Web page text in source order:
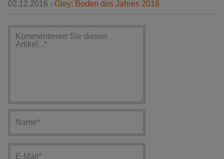
02.12.2016 - Gley: Boden des Jahres 2016